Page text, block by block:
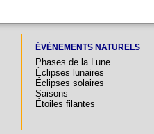
ÉVÉNEMENTS NATURELS
Phases de la Lune
Éclipses lunaires
Éclipses solaires
Saisons
Étoiles filantes